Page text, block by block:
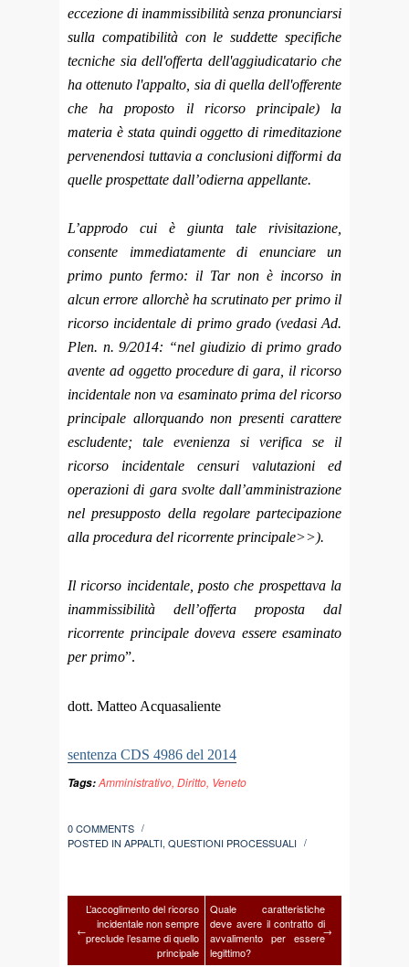
eccezione di inammissibilità senza pronunciarsi
sulla compatibilità con le suddette specifiche
tecniche sia dell'offerta dell'aggiudicatario che
ha ottenuto l'appalto, sia di quella dell'offerente
che ha proposto il ricorso principale) la
materia è stata quindi oggetto di rimeditazione
pervenendosi tuttavia a conclusioni difformi da
quelle prospettate dall’odierna appellante.
L’approdo cui è giunta tale rivisitazione,
consente immediatamente di enunciare un
primo punto fermo: il Tar non è incorso in
alcun errore allorchè ha scrutinato per primo il
ricorso incidentale di primo grado (vedasi Ad.
Plen. n. 9/2014: “nel giudizio di primo grado
avente ad oggetto procedure di gara, il ricorso
incidentale non va esaminato prima del ricorso
principale allorquando non presenti carattere
escludente; tale evenienza si verifica se il
ricorso incidentale censuri valutazioni ed
operazioni di gara svolte dall’amministrazione
nel presupposto della regolare partecipazione
alla procedura del ricorrente principale>>).
Il ricorso incidentale, posto che prospettava la
inammissibilità dell’offerta proposta dal
ricorrente principale doveva essere esaminato
per primo”.
dott. Matteo Acquasaliente
sentenza CDS 4986 del 2014
Tags:Amministrativo, Diritto, Veneto
0 COMMENTS /
POSTED IN APPALTI, QUESTIONI PROCESSUALI /
←
L’accoglimento del ricorso
incidentale non sempre
preclude l’esame di quello
principale
Quale caratteristiche
deve avere il contratto di
avvalimento per essere
legittimo?
→